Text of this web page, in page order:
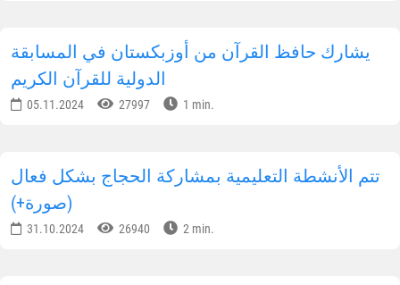
يشارك حافظ القرآن من أوزبكستان في المسابقة
الدولية للقرآن الكريم
05.11.2024 27997 1 min.
تتم الأنشطة التعليمية بمشاركة الحجاج بشكل فعال
(صورة+)
31.10.2024 26940 2 min.